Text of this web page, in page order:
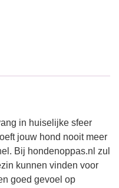
in huiselijke sfeer
jouw hond nooit meer
Bij hondenoppas.nl zul
kunnen vinden voor
goed gevoel op